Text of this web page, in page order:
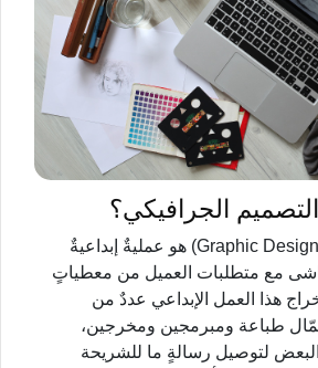
الجرافيكي؟
التصميم الجرافيكي(Graphic Design) هو عمليةٌ إبداعيةٌ
مع متطلبات العميل من معطياتٍ
هذا العمل الإبداعي عددٌ من
طباعة ومبرمجين ومخرجين،
لتوصيل رسالةٍ ما للشريحة